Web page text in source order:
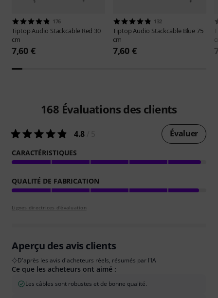
176
Tiptop Audio Stackcable Red 30
cm
7,60 €
132
Tiptop Audio Stackcable Blue 75
cm
7,60 €
168 Évaluations des clients
4.8 Évaluer
CARACTÉRISTIQUES
QUALITÉ DE FABRICATION
Lignes directrices d'évaluation
Aperçu des avis clients
D'après les avis d'acheteurs réels, résumés par l'IA
Ce que les acheteurs ont aimé :
Les câbles sont robustes et de bonne qualité.